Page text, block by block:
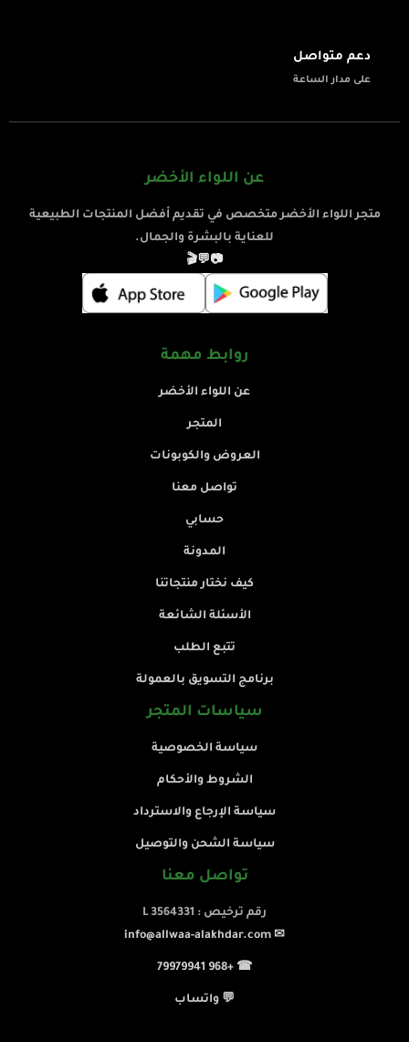
دعم متواصل
على مدار الساعة
عن اللواء الأخضر
متجر اللواء الأخضر متخصص في تقديم أفضل المنتجات الطبيعية
للعناية بالبشرة والجمال.
📷
💬
🎬
روابط مهمة
عن اللواء الأخضر
المتجر
العروض والكوبونات
تواصل معنا
حسابي
المدونة
كيف نختار منتجاتنا
الأسئلة الشائعة
تتبع الطلب
برنامج التسويق بالعمولة
سياسات المتجر
سياسة الخصوصية
الشروط والأحكام
سياسة الإرجاع والاسترداد
سياسة الشحن والتوصيل
تواصل معنا
رقم ترخيص : L 3564331
✉ info@allwaa-alakhdar.com
☎ +968 79979941
💬 واتساب